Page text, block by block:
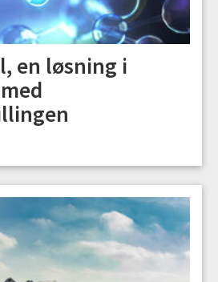
en løsning i